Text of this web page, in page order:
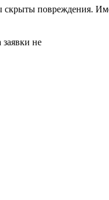
повреждения.
не